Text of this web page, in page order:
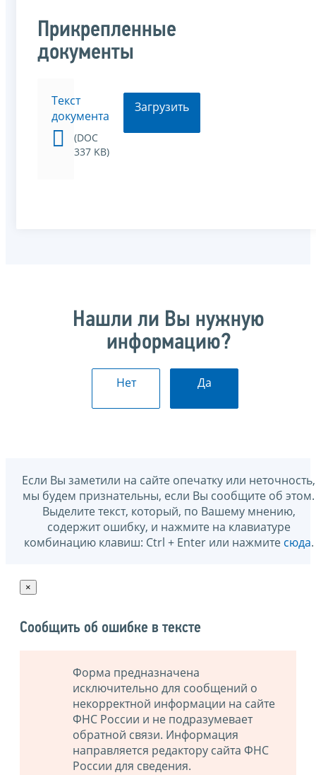
Прикрепленные
документы
Текст
документа
(DOC
337 KB)
Загрузить
Нашли ли Вы нужную
информацию?
Нет Да
Если Вы заметили на сайте опечатку или неточность,
мы будем признательны, если Вы сообщите об этом.
Выделите текст, который, по Вашему мнению,
содержит ошибку, и нажмите на клавиатуре
комбинацию клавиш: Ctrl + Enter или нажмите сюда.
×
Сообщить об ошибке в тексте
Форма предназначена
исключительно для сообщений о
некорректной информации на сайте
ФНС России и не подразумевает
обратной связи. Информация
направляется редактору сайта ФНС
России для сведения.